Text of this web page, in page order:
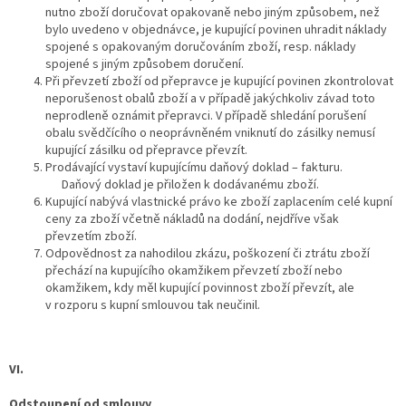
nutno zboží doručovat opakovaně nebo jiným způsobem, než
bylo uvedeno v objednávce, je kupující povinen uhradit náklady
spojené s opakovaným doručováním zboží, resp. náklady
spojené s jiným způsobem doručení.
Při převzetí zboží od přepravce je kupující povinen zkontrolovat
neporušenost obalů zboží a v případě jakýchkoliv závad toto
neprodleně oznámit přepravci. V případě shledání porušení
obalu svědčícího o neoprávněném vniknutí do zásilky nemusí
kupující zásilku od přepravce převzít.
Prodávající vystaví kupujícímu daňový doklad – fakturu.
Daňový doklad je přiložen k dodávanému zboží.
Kupující nabývá vlastnické právo ke zboží zaplacením celé kupní
ceny za zboží včetně nákladů na dodání, nejdříve však
převzetím zboží.
Odpovědnost za nahodilou zkázu, poškození či ztrátu zboží
přechází na kupujícího okamžikem převzetí zboží nebo
okamžikem, kdy měl kupující povinnost zboží převzít, ale
v rozporu s kupní smlouvou tak neučinil.
VI.